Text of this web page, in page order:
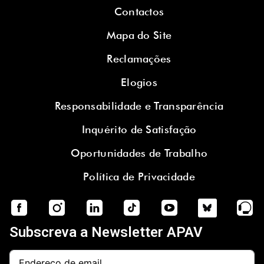
Contactos
Mapa do Site
Reclamações
Elogios
Responsabilidade e Transparência
Inquérito de Satisfação
Oportunidades de Trabalho
Política de Privacidade
Subscreva a Newsletter APAV